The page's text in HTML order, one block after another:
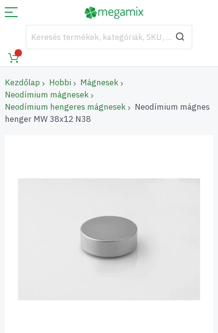
Kezdőlap Hobbi
Mágnesek
Neodímium mágnesek
Neodímium hengeres mágnesek
Neodímium mágnes
henger MW 38x12 N38